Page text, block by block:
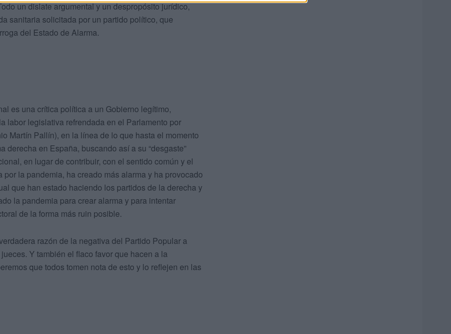
un dislate argumental y un despropósito jurídico,
sanitaria solicitada por un partido político, que
del Estado de Alarma.
es una crítica política a un Gobierno legítimo,
labor legislativa refrendada en el Parlamento por
Martín Pallín), en la línea de lo que hasta el momento
en España, buscando así a su “desgaste”
en lugar de contribuir, con el sentido común y el
la pandemia, ha creado más alarma y ha provocado
que han estado haciendo los partidos de la derecha y
la pandemia para crear alarma y para intentar
de la forma más ruin posible.
razón de la negativa del Partido Popular a
Y también el flaco favor que hacen a la
que todos tomen nota de esto y lo reflejen en las